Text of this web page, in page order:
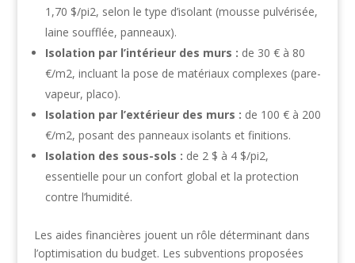
1,70 $/pi2, selon le type d’isolant (mousse pulvérisée,
laine soufflée, panneaux).
Isolation par l’intérieur des murs : de 30 € à 80
€/m2, incluant la pose de matériaux complexes (pare-
vapeur, placo).
Isolation par l’extérieur des murs : de 100 € à 200
€/m2, posant des panneaux isolants et finitions.
Isolation des sous-sols : de 2 $ à 4 $/pi2,
essentielle pour un confort global et la protection
contre l’humidité.
Les aides financières jouent un rôle déterminant dans
l’optimisation du budget. Les subventions proposées